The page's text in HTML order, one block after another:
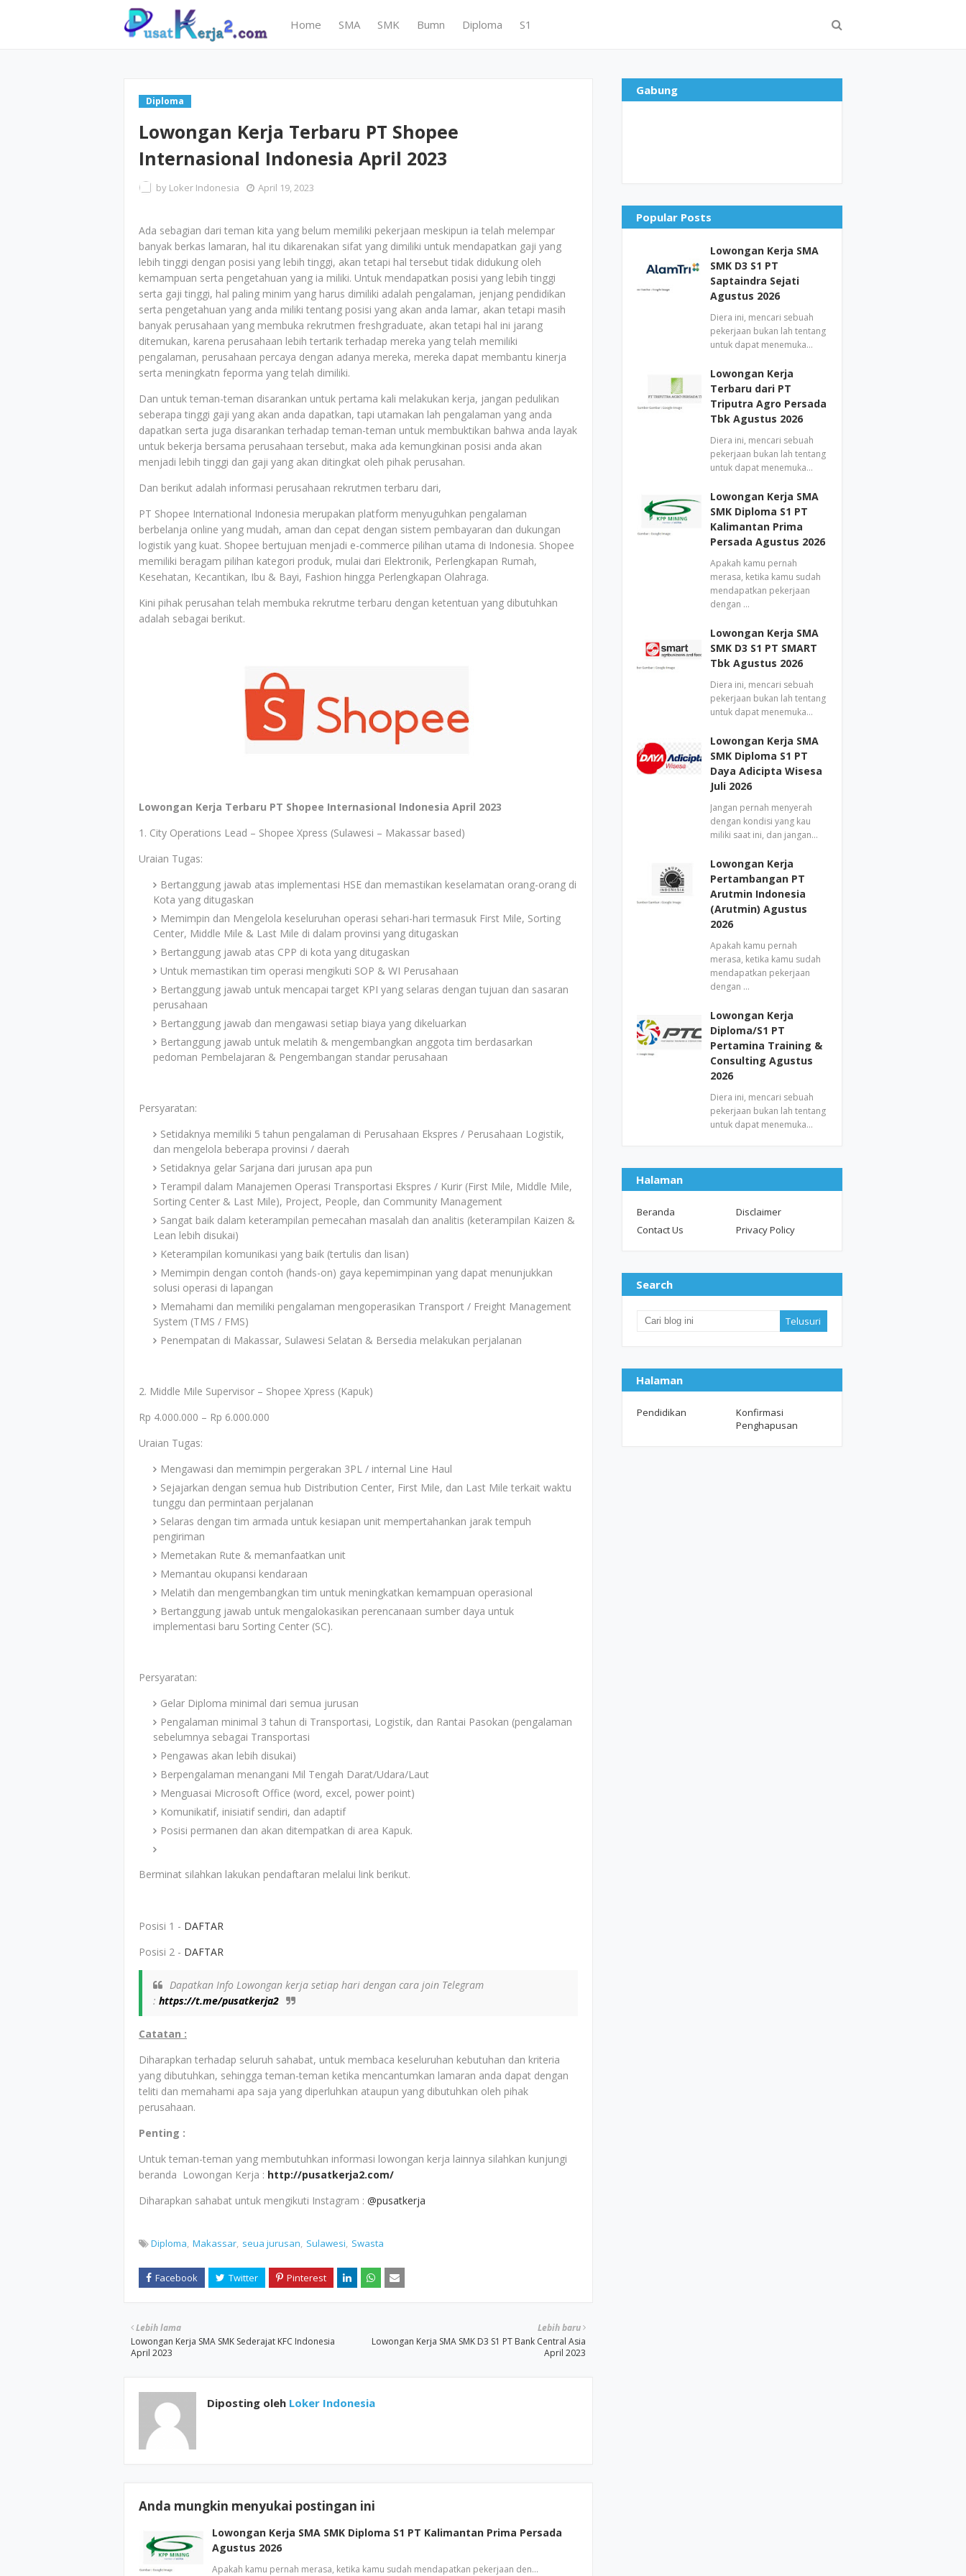
Home SMA SMK Bumn Diploma S1
Diploma
Lowongan Kerja Terbaru PT Shopee
Internasional Indonesia April 2023
by Loker Indonesia April 19, 2023
Ada sebagian dari teman kita yang belum memiliki pekerjaan meskipun ia telah melempar
banyak berkas lamaran, hal itu dikarenakan sifat yang dimiliki untuk mendapatkan gaji yang
lebih tinggi dengan posisi yang lebih tinggi, akan tetapi hal tersebut tidak didukung oleh
kemampuan serta pengetahuan yang ia miliki. Untuk mendapatkan posisi yang lebih tinggi
serta gaji tinggi, hal paling minim yang harus dimiliki adalah pengalaman, jenjang pendidikan
serta pengetahuan yang anda miliki tentang posisi yang akan anda lamar, akan tetapi masih
banyak perusahaan yang membuka rekrutmen freshgraduate, akan tetapi hal ini jarang
ditemukan, karena perusahaan lebih tertarik terhadap mereka yang telah memiliki
pengalaman, perusahaan percaya dengan adanya mereka, mereka dapat membantu kinerja
serta meningkatn feporma yang telah dimiliki.
Dan untuk teman-teman disarankan untuk pertama kali melakukan kerja, jangan pedulikan
seberapa tinggi gaji yang akan anda dapatkan, tapi utamakan lah pengalaman yang anda
dapatkan serta juga disarankan terhadap teman-teman untuk membuktikan bahwa anda layak
untuk bekerja bersama perusahaan tersebut, maka ada kemungkinan posisi anda akan
menjadi lebih tinggi dan gaji yang akan ditingkat oleh pihak perusahan.
Dan berikut adalah informasi perusahaan rekrutmen terbaru dari,
PT Shopee International Indonesia merupakan platform menyuguhkan pengalaman
berbelanja online yang mudah, aman dan cepat dengan sistem pembayaran dan dukungan
logistik yang kuat. Shopee bertujuan menjadi e-commerce pilihan utama di Indonesia. Shopee
memiliki beragam pilihan kategori produk, mulai dari Elektronik, Perlengkapan Rumah,
Kesehatan, Kecantikan, Ibu & Bayi, Fashion hingga Perlengkapan Olahraga.
Kini pihak perusahan telah membuka rekrutme terbaru dengan ketentuan yang dibutuhkan
adalah sebagai berikut.
Lowongan Kerja Terbaru PT Shopee Internasional Indonesia April 2023
1. City Operations Lead – Shopee Xpress (Sulawesi – Makassar based)
Uraian Tugas:
Bertanggung jawab atas implementasi HSE dan memastikan keselamatan orang-orang di
Kota yang ditugaskan
Memimpin dan Mengelola keseluruhan operasi sehari-hari termasuk First Mile, Sorting
Center, Middle Mile & Last Mile di dalam provinsi yang ditugaskan
Bertanggung jawab atas CPP di kota yang ditugaskan
Untuk memastikan tim operasi mengikuti SOP & WI Perusahaan
Bertanggung jawab untuk mencapai target KPI yang selaras dengan tujuan dan sasaran
perusahaan
Bertanggung jawab dan mengawasi setiap biaya yang dikeluarkan
Bertanggung jawab untuk melatih & mengembangkan anggota tim berdasarkan
pedoman Pembelajaran & Pengembangan standar perusahaan
Persyaratan:
Setidaknya memiliki 5 tahun pengalaman di Perusahaan Ekspres / Perusahaan Logistik,
dan mengelola beberapa provinsi / daerah
Setidaknya gelar Sarjana dari jurusan apa pun
Terampil dalam Manajemen Operasi Transportasi Ekspres / Kurir (First Mile, Middle Mile,
Sorting Center & Last Mile), Project, People, dan Community Management
Sangat baik dalam keterampilan pemecahan masalah dan analitis (keterampilan Kaizen &
Lean lebih disukai)
Keterampilan komunikasi yang baik (tertulis dan lisan)
Memimpin dengan contoh (hands-on) gaya kepemimpinan yang dapat menunjukkan
solusi operasi di lapangan
Memahami dan memiliki pengalaman mengoperasikan Transport / Freight Management
System (TMS / FMS)
Penempatan di Makassar, Sulawesi Selatan & Bersedia melakukan perjalanan
2. Middle Mile Supervisor – Shopee Xpress (Kapuk)
Rp 4.000.000 – Rp 6.000.000
Uraian Tugas:
Mengawasi dan memimpin pergerakan 3PL / internal Line Haul
Sejajarkan dengan semua hub Distribution Center, First Mile, dan Last Mile terkait waktu
tunggu dan permintaan perjalanan
Selaras dengan tim armada untuk kesiapan unit mempertahankan jarak tempuh
pengiriman
Memetakan Rute & memanfaatkan unit
Memantau okupansi kendaraan
Melatih dan mengembangkan tim untuk meningkatkan kemampuan operasional
Bertanggung jawab untuk mengalokasikan perencanaan sumber daya untuk
implementasi baru Sorting Center (SC).
Persyaratan:
Gelar Diploma minimal dari semua jurusan
Pengalaman minimal 3 tahun di Transportasi, Logistik, dan Rantai Pasokan (pengalaman
sebelumnya sebagai Transportasi
Pengawas akan lebih disukai)
Berpengalaman menangani Mil Tengah Darat/Udara/Laut
Menguasai Microsoft Office (word, excel, power point)
Komunikatif, inisiatif sendiri, dan adaptif
Posisi permanen dan akan ditempatkan di area Kapuk.
Berminat silahkan lakukan pendaftaran melalui link berikut.
Posisi 1 - DAFTAR
Posisi 2 - DAFTAR
Dapatkan Info Lowongan kerja setiap hari dengan cara join Telegram
: https://t.me/pusatkerja2
Catatan :
Diharapkan terhadap seluruh sahabat, untuk membaca keseluruhan kebutuhan dan kriteria
yang dibutuhkan, sehingga teman-teman ketika mencantumkan lamaran anda dapat dengan
teliti dan memahami apa saja yang diperluhkan ataupun yang dibutuhkan oleh pihak
perusahaan.
Penting :
Untuk teman-teman yang membutuhkan informasi lowongan kerja lainnya silahkan kunjungi
beranda Lowongan Kerja : http://pusatkerja2.com/
Diharapkan sahabat untuk mengikuti Instagram : @pusatkerja
Diploma Makassar seua jurusan Sulawesi Swasta
Lebih baru
Lowongan Kerja SMA SMK D3 S1 PT Bank Central Asia
April 2023
Lebih lama
Lowongan Kerja SMA SMK Sederajat KFC Indonesia
April 2023
Diposting oleh Loker Indonesia
Anda mungkin menyukai postingan ini
Lowongan Kerja SMA SMK Diploma S1 PT Kalimantan Prima Persada
Agustus 2026
Apakah kamu pernah merasa, ketika kamu sudah mendapatkan pekerjaan den…
Gabung
Popular Posts
Lowongan Kerja SMA
SMK D3 S1 PT
Saptaindra Sejati
Agustus 2026
Diera ini, mencari sebuah
pekerjaan bukan lah tentang
untuk dapat menemuka…
Lowongan Kerja
Terbaru dari PT
Triputra Agro Persada
Tbk Agustus 2026
Diera ini, mencari sebuah
pekerjaan bukan lah tentang
untuk dapat menemuka…
Lowongan Kerja SMA
SMK Diploma S1 PT
Kalimantan Prima
Persada Agustus 2026
Apakah kamu pernah
merasa, ketika kamu sudah
mendapatkan pekerjaan
dengan …
Lowongan Kerja SMA
SMK D3 S1 PT SMART
Tbk Agustus 2026
Diera ini, mencari sebuah
pekerjaan bukan lah tentang
untuk dapat menemuka…
Lowongan Kerja SMA
SMK Diploma S1 PT
Daya Adicipta Wisesa
Juli 2026
Jangan pernah menyerah
dengan kondisi yang kau
miliki saat ini, dan jangan…
Lowongan Kerja
Pertambangan PT
Arutmin Indonesia
(Arutmin) Agustus
2026
Apakah kamu pernah
merasa, ketika kamu sudah
mendapatkan pekerjaan
dengan …
Lowongan Kerja
Diploma/S1 PT
Pertamina Training &
Consulting Agustus
2026
Diera ini, mencari sebuah
pekerjaan bukan lah tentang
untuk dapat menemuka…
Halaman
Beranda
Disclaimer
Contact Us
Privacy Policy
Search
Halaman
Pendidikan
Konfirmasi
Penghapusan